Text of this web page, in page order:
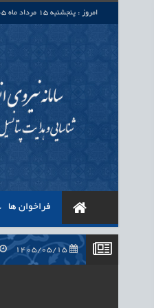
امروز : پنجشنبه 15 مرداد ماه 1405 - Thursday 6 August 2026
فراخوان ها